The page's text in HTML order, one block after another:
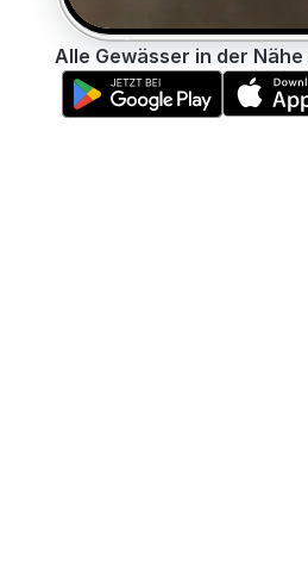
Alle Gewässer in der